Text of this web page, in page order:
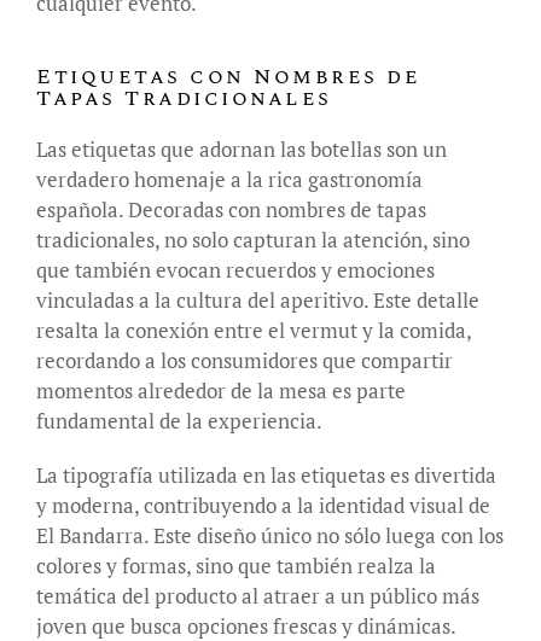
Etiquetas con Nombres de
Tapas Tradicionales
Las etiquetas que adornan las botellas son un
verdadero homenaje a la rica gastronomía
española. Decoradas con nombres de tapas
tradicionales, no solo capturan la atención, sino
que también evocan recuerdos y emociones
vinculadas a la cultura del aperitivo. Este detalle
resalta la conexión entre el vermut y la comida,
recordando a los consumidores que compartir
momentos alrededor de la mesa es parte
fundamental de la experiencia.
La tipografía utilizada en las etiquetas es divertida
y moderna, contribuyendo a la identidad visual de
El Bandarra. Este diseño único no sólo luega con los
colores y formas, sino que también realza la
temática del producto al atraer a un público más
joven que busca opciones frescas y dinámicas.